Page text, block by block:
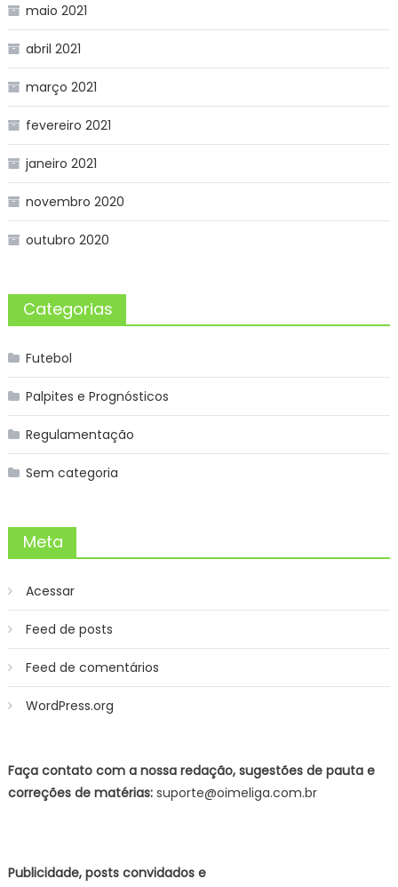
maio 2021
abril 2021
março 2021
fevereiro 2021
janeiro 2021
novembro 2020
outubro 2020
Categorias
Futebol
Palpites e Prognósticos
Regulamentação
Sem categoria
Meta
Acessar
Feed de posts
Feed de comentários
WordPress.org
Faça contato com a nossa redação, sugestões de pauta e
correções de matérias:suporte@oimeliga.com.br
Publicidade, posts convidados e